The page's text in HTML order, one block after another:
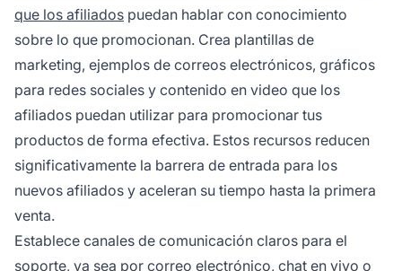
que los afiliados puedan hablar con conocimiento
sobre lo que promocionan. Crea plantillas de
marketing, ejemplos de correos electrónicos, gráficos
para redes sociales y contenido en video que los
afiliados puedan utilizar para promocionar tus
productos de forma efectiva. Estos recursos reducen
significativamente la barrera de entrada para los
nuevos afiliados y aceleran su tiempo hasta la primera
venta.
Establece canales de comunicación claros para el
soporte, ya sea por correo electrónico, chat en vivo o